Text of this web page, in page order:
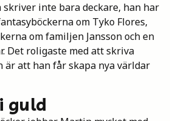
skriver inte bara deckare, han har
om Tyko Flores,
om familjen Jansson och en
Det roligaste med att skriva
är att han får skapa nya världar
guld